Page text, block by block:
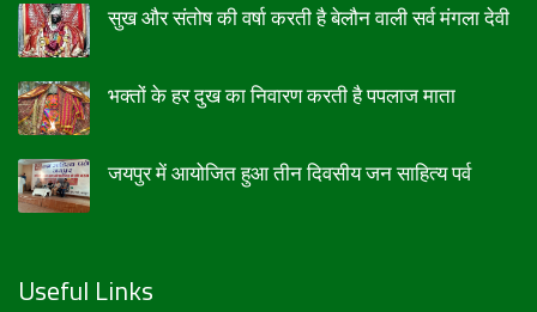
सुख और संतोष की वर्षा करती है बेलौन वाली सर्व मंगला देवी
भक्तों के हर दुख का निवारण करती है पपलाज माता
जयपुर में आयोजित हुआ तीन दिवसीय जन साहित्य पर्व
Useful Links